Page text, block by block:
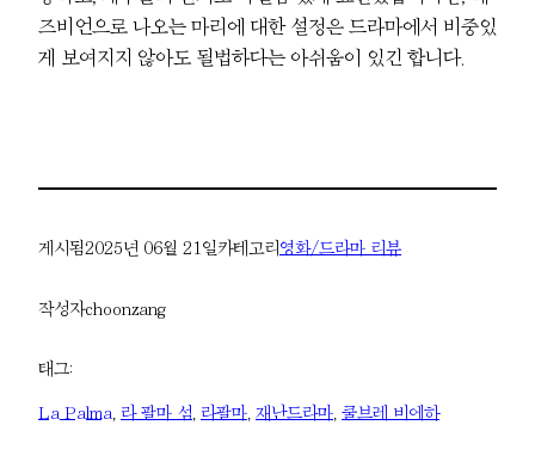
즈비언으로 나오는 마리에 대한 설정은 드라마에서 비중있
게 보여지지 않아도 될법하다는 아쉬움이 있긴 합니다.
게시됨2025년 06월 21일카테고리 영화/드라마 리뷰
작성자choonzang
태그:
La Palma 라 팔마 섬 라팔마 재난드라마 쿨브레 비에하